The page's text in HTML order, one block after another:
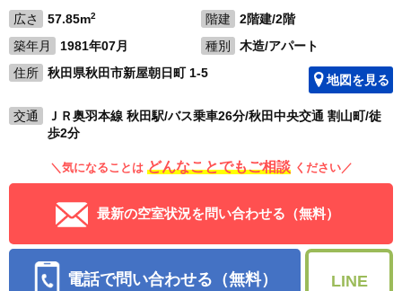
広さ
57.85m2 階建
2階建/2階
築年月
1981年07月 種別
木造/アパート
住所
秋田県秋田市新屋朝日町 1-5 地図を見る
交通
ＪＲ奥羽本線 秋田駅/バス乗車26分/秋田中央交通 割山町/徒
歩2分
＼気になることは どんなことでもご相談 ください／
最新の空室状況を問い合わせる（無料）
電話で問い合わせる（無料） LINE